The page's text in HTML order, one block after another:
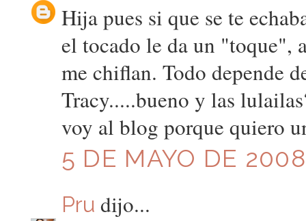
Hija pues si que se te
el tocado le da un "toque",
me chiflan. Todo depende
Tracy.....bueno y las
voy al blog porque quiero
5 DE MAYO DE
Pru dijo...